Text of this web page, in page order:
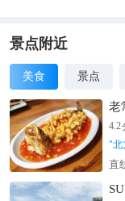
景点附近
美食 景点
老
4.2
"北
直